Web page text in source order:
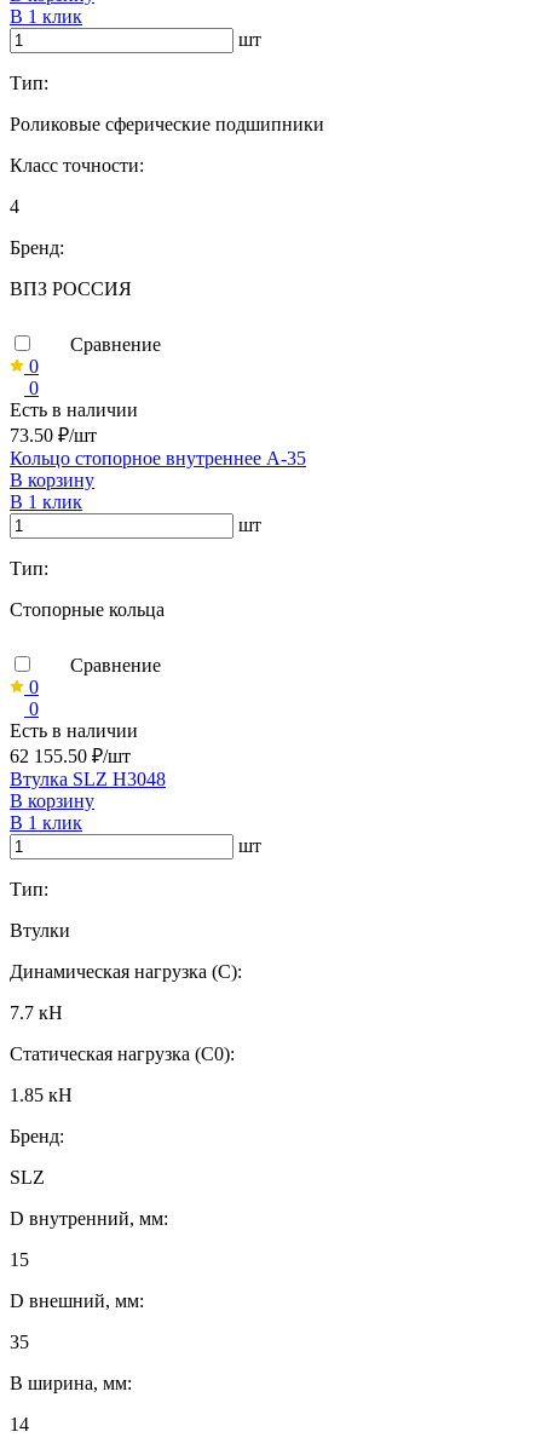
В 1 клик
шт
Тип:
Роликовые сферические подшипники
Класс точности:
4
Бренд:
ВПЗ РОССИЯ
Сравнение
0
0
Есть в наличии
73.50 ₽/шт
Кольцо стопорное внутреннее А-35
В корзину
В 1 клик
шт
Тип:
Стопорные кольца
Сравнение
0
0
Есть в наличии
62 155.50 ₽/шт
Втулка SLZ H3048
В корзину
В 1 клик
шт
Тип:
Втулки
Динамическая нагрузка (C):
7.7 кН
Статическая нагрузка (C0):
1.85 кН
Бренд:
SLZ
D внутренний, мм:
15
D внешний, мм:
35
B ширина, мм:
14